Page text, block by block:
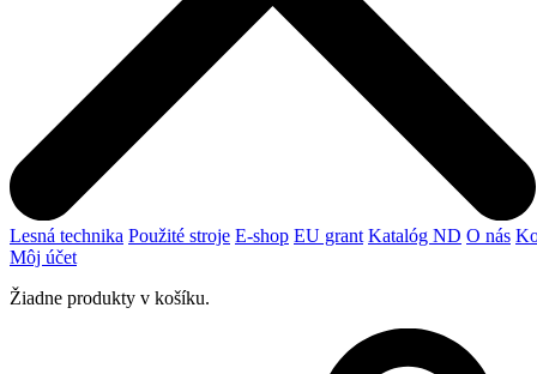
Lesná technika Použité stroje E-shop EU grant Katalóg ND O nás
Môj účet
Žiadne produkty v košíku.